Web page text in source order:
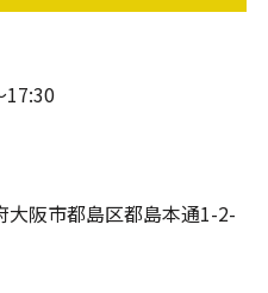
阪市都島区都島本通1-2-